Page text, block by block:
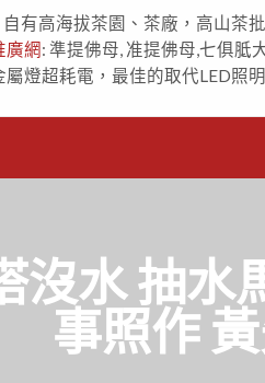
有高海拔茶園、茶廠，高山茶
廣網: 準提佛母, 准提佛母,七俱胝
屬燈超耗電，最佳的取代LED照
沒水 抽
事照作